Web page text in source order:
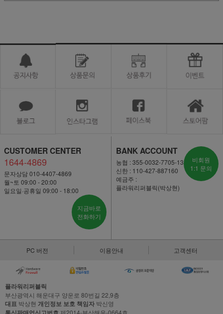
CUSTOMER CENTER
1644-4869
문자상담 010-4407-4869
월~토 09:00 - 20:00
일요일·공휴일 09:00 - 18:00
지금바로
전화하기
BANK ACCOUNT
농협 : 355-0032-7705-13
신한 : 110-427-887160
예금주 :
플라워리퍼블릭(박상현)
비회원
1:1 문의
PC 버전 이용안내 고객센터
플라워리퍼블릭
부산광역시 해운대구 양운로 80번길 22,9층
대표 박상현 개인정보 보호 책임자 박신영
제2014-부산해운-0664호